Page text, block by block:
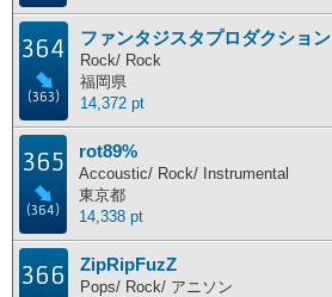
海外
364
(363)
ファンタジスタプロダクション
Rock/ Rock
福岡県
14,372 pt
365
(364)
rot89%
Accoustic/ Rock/ Instrumental
東京都
14,338 pt
366 ZipRipFuzZ
Pops/ Rock/ アニソン